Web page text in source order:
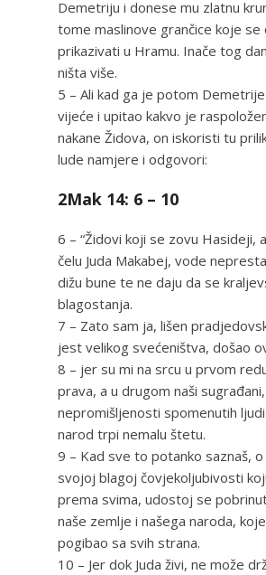
Demetriju i donese mu zlatnu
tome maslinove grančice koje se
prikazivati u Hramu. Inače tog
ništa više.
5 – Ali kad ga je potom
vijeće i upitao kakvo je
nakane Židova, on iskoristi tu
lude namjere i odgovori:
2Mak 14: 6 – 10
6 – “Židovi koji se zovu Hasideji,
čelu Juda Makabej, vode
dižu bune te ne daju da se
blagostanja.
7 – Zato sam ja, lišen
jest velikog svećeništva, došao
8 – jer su mi na srcu u prvom
prava, a u drugom naši
nepromišljenosti spomenutih
narod trpi nemalu štetu.
9 – Kad sve to potanko saznaš,
svojoj blagoj čovjekoljubivosti
prema svima, udostoj se
naše zemlje i našega naroda,
pogibao sa svih strana.
10 – Jer dok Juda živi, ne može